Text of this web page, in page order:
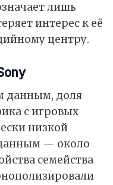
лишь
интерес к её
центру.
данным, доля
с игровых
низкой
— около
семейства